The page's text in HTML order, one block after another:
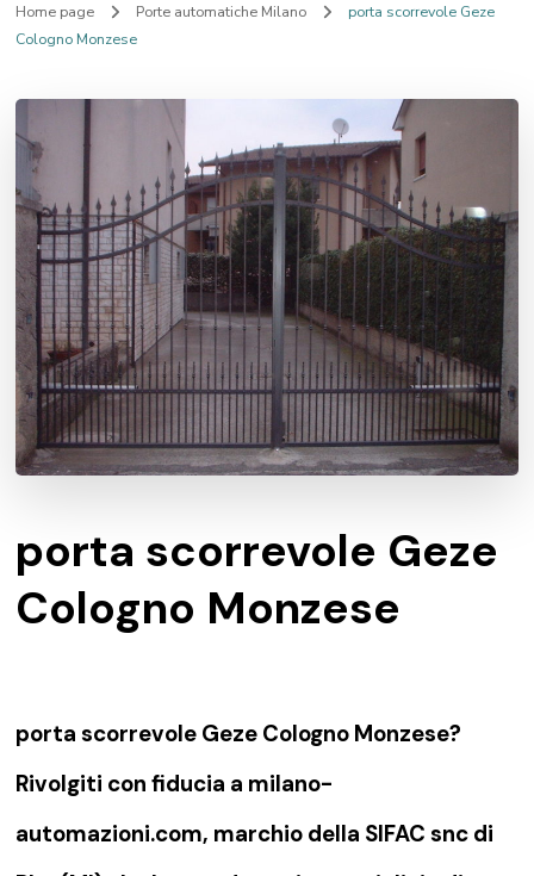
Home page Porte automatiche Milano
porta scorrevole Geze
Cologno Monzese
porta scorrevole Geze
Cologno Monzese
porta scorrevole Geze Cologno Monzese?
Rivolgiti con fiducia a milano-
automazioni.com, marchio della SIFAC snc di